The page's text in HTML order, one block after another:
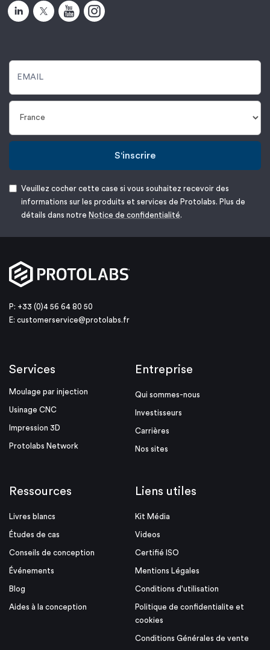
S'inscrire
Veuillez cocher cette case si vous souhaitez recevoir des
informations sur les produits et services de Protolabs. Plus de
détails dans notre Notice de confidentialité.
P: +33 (0)4 56 64 80 50
E: customerservice@protolabs.fr
Services
Moulage par injection
Usinage CNC
Impression 3D
Protolabs Network
Entreprise
Qui sommes-nous
Investisseurs
Carrières
Nos sites
Ressources
Livres blancs
Études de cas
Conseils de conception
Événements
Blog
Aides à la conception
Liens utiles
Kit Média
Videos
Certifié ISO
Mentions Légales
Conditions d'utilisation
Politique de confidentialite et
cookies
Conditions Générales de vente